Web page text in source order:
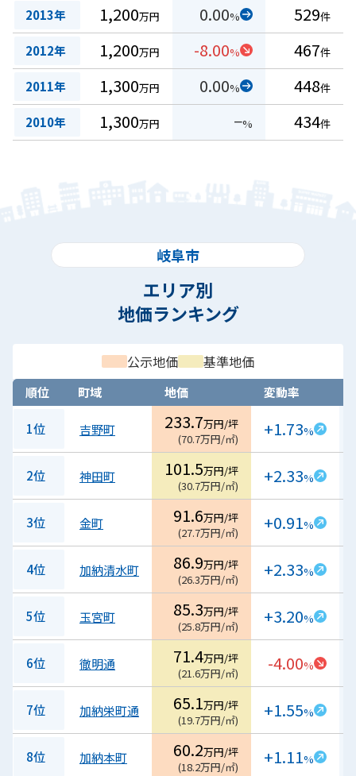
2013年 1,200万円 0.00% 529件
2012年 1,200万円 -8.00% 467件
2011年 1,300万円 0.00% 448件
2010年 1,300万円 −% 434件
岐阜市
エリア別
地価ランキング
公示地価 基準地価
順位 町域 地価 変動率
1位 吉野町 233.7万円/坪
(70.7万円/㎡) +1.73%
2位 神田町 101.5万円/坪
(30.7万円/㎡) +2.33%
3位 金町 91.6万円/坪
(27.7万円/㎡) +0.91%
4位 加納清水町 86.9万円/坪
(26.3万円/㎡) +2.33%
5位 玉宮町 85.3万円/坪
(25.8万円/㎡) +3.20%
6位 徹明通 71.4万円/坪
(21.6万円/㎡) -4.00%
7位 加納栄町通 65.1万円/坪
(19.7万円/㎡) +1.55%
8位 加納本町 60.2万円/坪
(18.2万円/㎡) +1.11%